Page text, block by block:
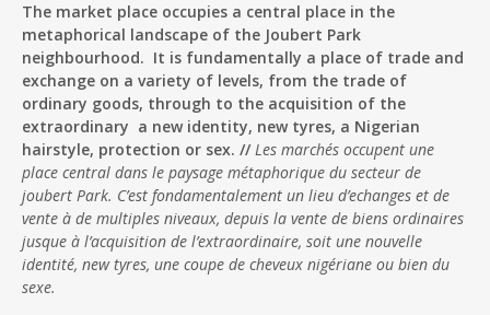
The market place occupies a central place in the
metaphorical landscape of the Joubert Park
neighbourhood. It is fundamentally a place of trade and
exchange on a variety of levels, from the trade of
ordinary goods, through to the acquisition of the
extraordinary ­ a new identity, new tyres, a Nigerian
hairstyle, protection or sex. //Les marchés occupent une
place central dans le paysage métaphorique du secteur de
joubert Park. C’est fondamentalement un lieu d’echanges et de
vente à de multiples niveaux, depuis la vente de biens ordinaires
jusque à l’acquisition de l’extraordinaire, soit une nouvelle
identité, new tyres, une coupe de cheveux nigériane ou bien du
sexe.